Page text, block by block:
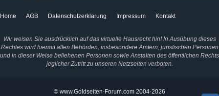
Home AGB Datenschutzerklärung Impressum Kontakt
Wir weisen Sie ausdrücklich auf das virtuelle Hausrecht hin! In Ausübung dieses
Rechtes wird hiermit allen Behörden, insbesondere Ämtern, juristischen Personen
und in dieser Weise beliehenen Personen sowie Anstalten des öffentlichen Rechts
jeglicher Zutritt zu unseren Netzseiten verboten.
© www.Goldseiten-Forum.com 2004-2026